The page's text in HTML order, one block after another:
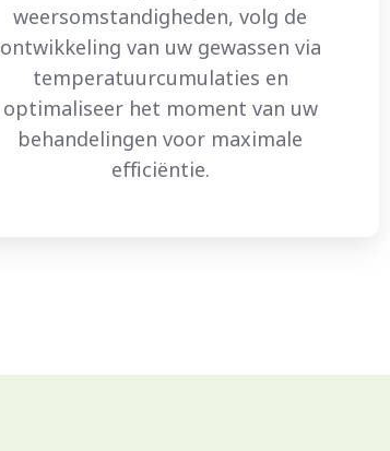
weersomstandigheden, volg de
ontwikkeling van uw gewassen via
temperatuurcumulaties en
optimaliseer het moment van uw
behandelingen voor maximale
efficiëntie.